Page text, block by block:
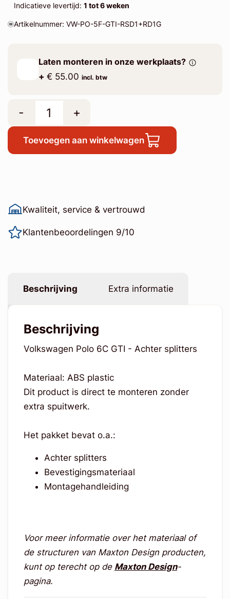
Indicatieve levertijd: 1 tot 6 weken
Artikelnummer: VW-PO-5F-GTI-RSD1+RD1G
Laten monteren in onze werkplaats?
+ € 55.00 incl. btw
- +
Toevoegen aan winkelwagen
Kwaliteit, service & vertrouwd
Klantenbeoordelingen 9/10
Beschrijving Extra informatie
Beschrijving
Volkswagen Polo 6C GTI - Achter splitters
Materiaal: ABS plastic
Dit product is direct te monteren zonder
extra spuitwerk.
Het pakket bevat o.a.:
Achter splitters
Bevestigingsmateriaal
Montagehandleiding
Voor meer informatie over het materiaal of
de structuren van Maxton Design producten,
kunt op terecht op de Maxton Design-
pagina.